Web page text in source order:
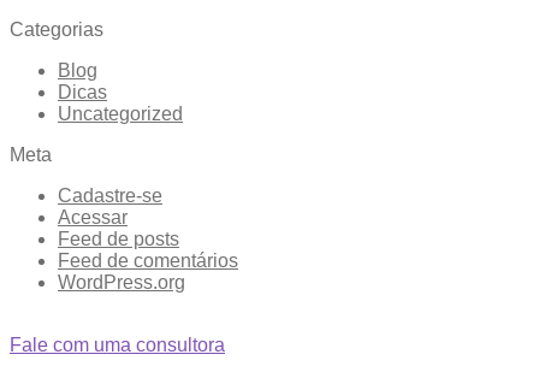
Categorias
Blog
Dicas
Uncategorized
Meta
Cadastre-se
Acessar
Feed de posts
Feed de comentários
WordPress.org
Fale com uma consultora